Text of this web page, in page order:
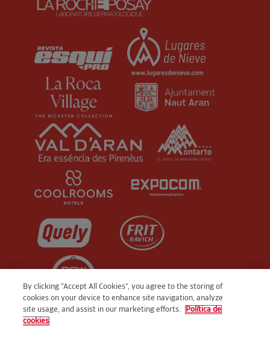
By clicking “Accept All Cookies”, you agree to the storing of
cookies on your device to enhance site navigation, analyze
site usage, and assist in our marketing efforts.
Política de
cookies